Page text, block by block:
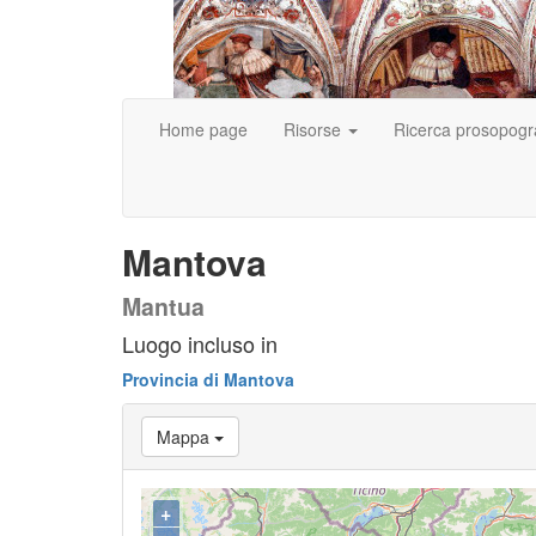
Home page Risorse Ricerca
Mantova
Mantua
Luogo incluso in
Provincia di Mantova
Mappa
+